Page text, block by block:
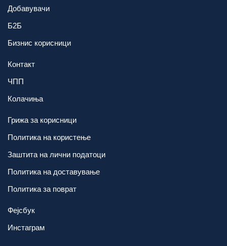
Добавувачи
Б2Б
Бизнис корисници
Контакт
ЧПП
Колачиња
Грижа за корисници
Политика на користење
Заштита на лични податоци
Политика на доставување
Политика за поврат
Фејсбук
Инстаграм